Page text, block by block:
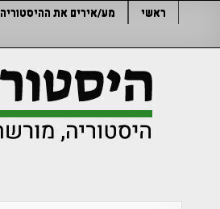
ראשי מע/אירים את ההיסטוריה